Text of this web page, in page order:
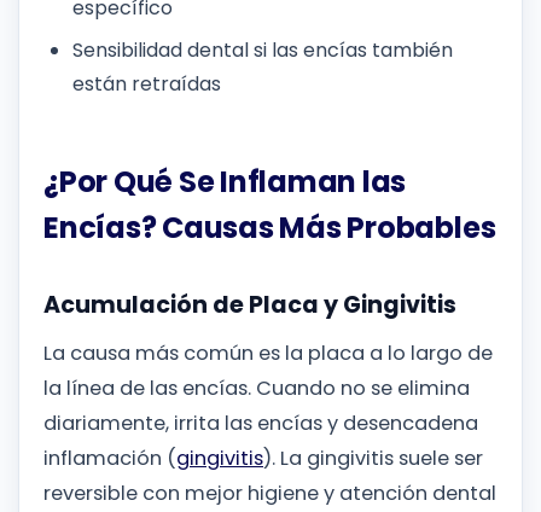
específico
Sensibilidad dental si las encías también
están retraídas
¿Por Qué Se Inflaman las
Encías? Causas Más Probables
Acumulación de Placa y Gingivitis
La causa más común es la placa a lo largo de
la línea de las encías. Cuando no se elimina
diariamente, irrita las encías y desencadena
inflamación (gingivitis). La gingivitis suele ser
reversible con mejor higiene y atención dental